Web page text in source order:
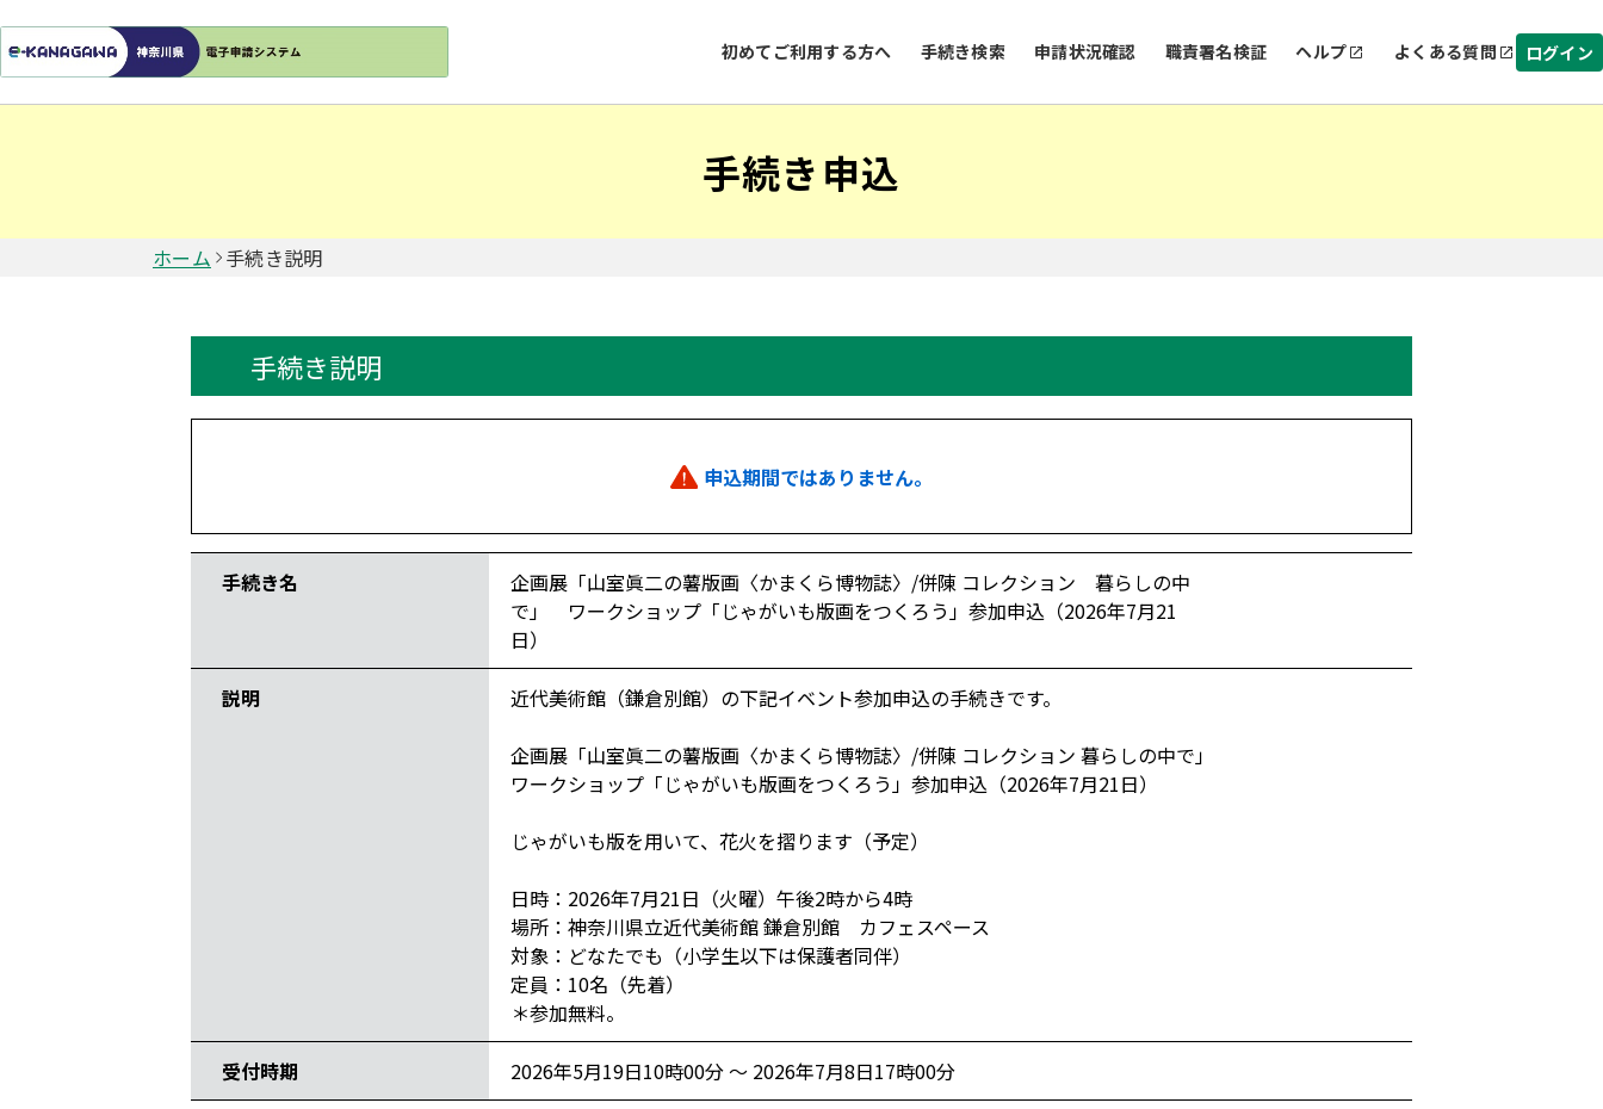
初めてご利用する方へ 手続き検索 申請状況確認 職責署名検証 ヘルプ よくある質問 ログイン
手続き申込
ホーム 手続き説明
手続き説明
申込期間ではありません。
手続き名
企画展「山室眞二の薯版画〈かまくら博物誌〉/併陳 コレクション 暮らしの中
で」 ワークショップ「じゃがいも版画をつくろう」参加申込（2026年7月21
日）
説明
近代美術館（鎌倉別館）の下記イベント参加申込の手続きです。
企画展「山室眞二の薯版画〈かまくら博物誌〉/併陳 コレクション 暮らしの中で」
ワークショップ「じゃがいも版画をつくろう」参加申込（2026年7月21日）
じゃがいも版を用いて、花火を摺ります（予定）
日時：2026年7月21日（火曜）午後2時から4時
場所：神奈川県立近代美術館 鎌倉別館 カフェスペース
対象：どなたでも（小学生以下は保護者同伴）
定員：10名（先着）
＊参加無料。
受付時期 2026年5月19日10時00分 ～ 2026年7月8日17時00分